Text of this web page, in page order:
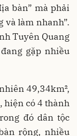
bàn” mà phải
và làm nhanh”.
Tuyên Quang
gặp nhiều
49,34km²,
hiện có 4 thành
đó dân tộc
rộng, nhiều